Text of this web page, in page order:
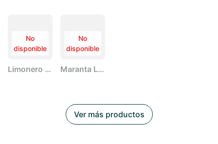
No
disponible
Limonero - Citrus Lisa Lara
No
disponible
Maranta Leuconeura
Ver más productos